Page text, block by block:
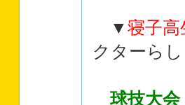
▼寝子高
クターら
球技大